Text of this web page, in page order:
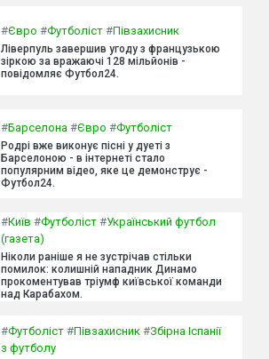
#Євро #Футболіст #Півзахисник
Ліверпуль завершив угоду з французькою
зіркою за вражаючі 128 мільйонів -
повідомляє Футбол24.
#Барселона #Євро #Футболіст
Родрі вже виконує пісні у дуеті з
Барселоною - в інтернеті стало
популярним відео, яке це демонструє -
Футбол24.
#Київ #Футболіст #Український футбол
(газета)
Ніколи раніше я не зустрічав стільки
помилок: колишній нападник Динамо
прокоментував тріумф київської команди
над Карабахом.
#Футболіст #Півзахисник #Збірна Іспанії
з футболу